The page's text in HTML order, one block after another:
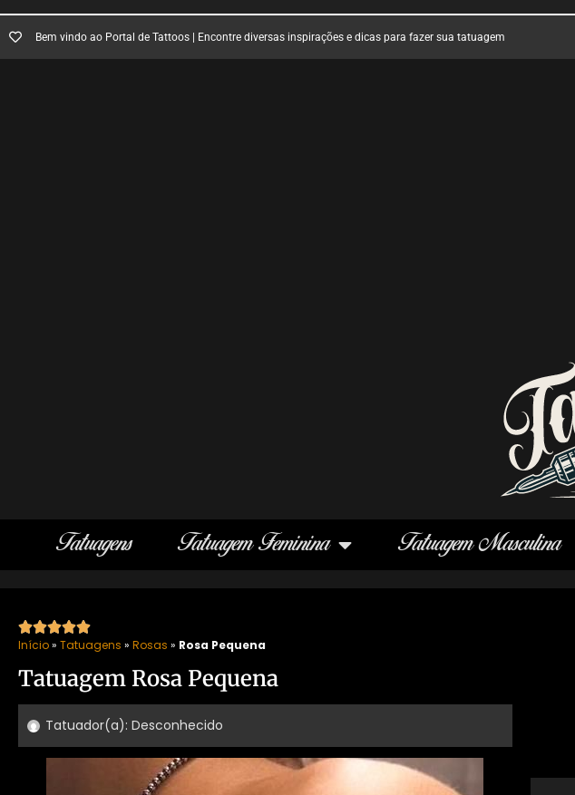
Bem vindo ao Portal de Tattoos | Encontre diversas inspirações e dicas para fazer sua tatuagem
Tatuagens Tatuagem Feminina Tatuagem Masculina

Início» Tatuagens » Rosas » Rosa Pequena
Tatuagem Rosa Pequena
Tatuador(a): Desconhecido